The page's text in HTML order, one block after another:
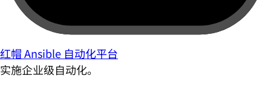
红帽 Ansible 自动化平台
实施企业级自动化。